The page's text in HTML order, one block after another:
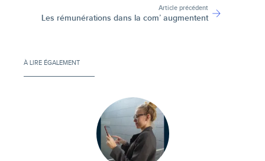
Article précédent
Les rémunérations dans la com’ augmentent
À LIRE ÉGALEMENT